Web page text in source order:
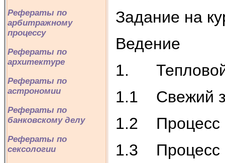
Рефераты по
арбитражному
процессу
Рефераты по
архитектуре
Рефераты по
астрономии
Рефераты по
банковскому делу
Рефераты по
сексологии
Задание на
Ведение
1. Тепловой
1.1 Свежий
1.2 Процесс
1.3 Процесс